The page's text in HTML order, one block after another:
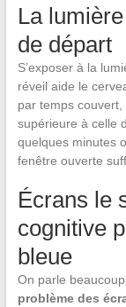
La
de départ
S’exposer à la
réveil aide le
par temps
supérieure à celle
quelques minutes
fenêtre ouverte
Écrans le
cognitive
bleue
On parle
problème des